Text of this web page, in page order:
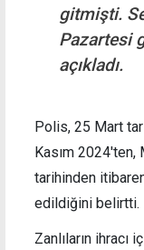
gitmişti.
Pazartesi
açıkladı.
Polis, 25 Mart
Kasım 2024'ten,
tarihinden
edildiğini belirtti.
Zanlıların ihracı